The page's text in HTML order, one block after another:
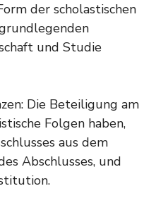
der scholastischen
und Studie
Die Beteiligung am
Folgen haben,
aus dem
Abschlusses, und